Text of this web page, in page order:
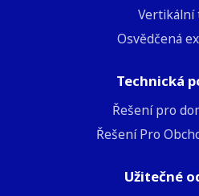
Vertikální
Osvědčená
Technická
Řešení pro
Řešení Pro
Užitečné